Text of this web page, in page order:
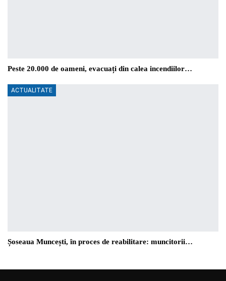
Peste 20.000 de oameni, evacuați din calea incendiilor…
ACTUALITATE
Șoseaua Muncești, în proces de reabilitare: muncitorii…